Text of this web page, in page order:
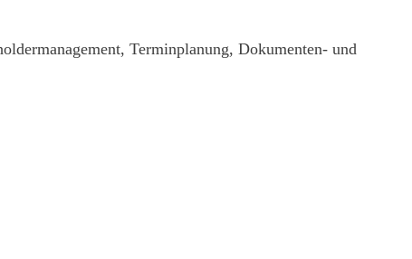
Terminplanung, Dokumenten- und